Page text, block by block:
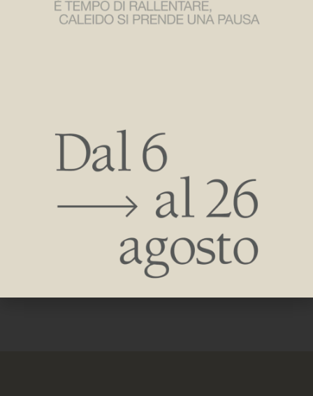
Paris, l’événement dédié au monde de l’architecture, du
design et de l’innovation, qui s’est déroulé les 27 et 28
septembre au Paris Event Centre.